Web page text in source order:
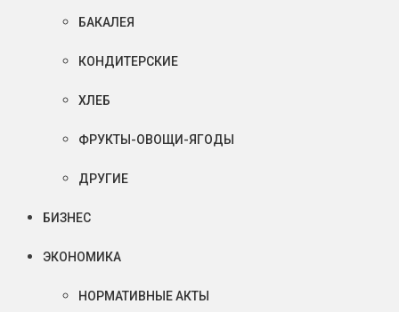
БАКАЛЕЯ
КОНДИТЕРСКИЕ
ХЛЕБ
ФРУКТЫ-ОВОЩИ-ЯГОДЫ
ДРУГИЕ
БИЗНЕС
ЭКОНОМИКА
НОРМАТИВНЫЕ АКТЫ